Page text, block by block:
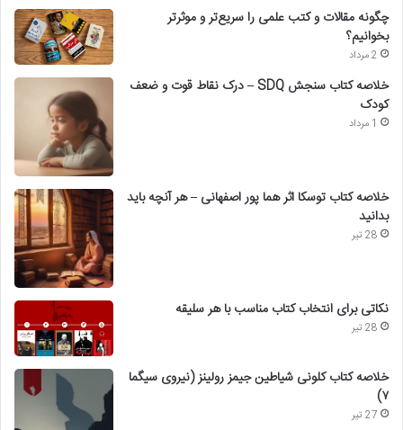
چگونه مقالات و کتب علمی را سریع‌تر و موثرتر
بخوانیم؟
2 مرداد
خلاصه کتاب سنجش SDQ – درک نقاط قوت و ضعف
کودک
1 مرداد
خلاصه کتاب توسکا اثر هما پور اصفهانی – هر آنچه باید
بدانید
28 تیر
نکاتی برای انتخاب کتاب مناسب با هر سلیقه
28 تیر
خلاصه کتاب کلونی شیاطین جیمز رولینز (نیروی سیگما
۷)
27 تیر